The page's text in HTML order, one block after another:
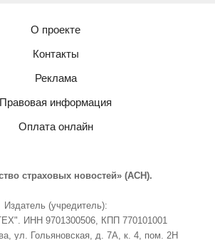
О проекте
Контакты
Реклама
Правовая информация
Оплата онлайн
страховых новостей» (АСН).
Издатель (учредитель):
ИНН 9701300506, КПП 770101001
ул. Гольяновская, д. 7А, к. 4, пом. 2Н